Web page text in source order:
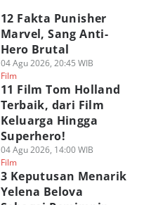
12 Fakta Punisher
Marvel, Sang Anti-
Hero Brutal
04 Agu 2026, 20:45 WIB
Film
11 Film Tom Holland
Terbaik, dari Film
Keluarga Hingga
Superhero!
04 Agu 2026, 14:00 WIB
Film
3 Keputusan Menarik
Yelena Belova